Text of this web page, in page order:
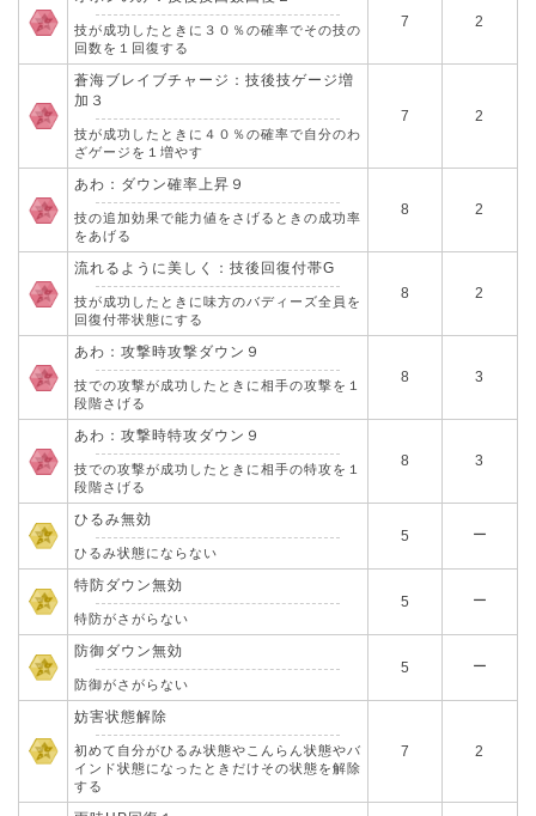
技が成功したときに３０％の確率でその技の
回数を１回復する
7 2
蒼海ブレイブチャージ：技後技ゲージ増
加３
技が成功したときに４０％の確率で自分のわ
ざゲージを１増やす
7 2
あわ：ダウン確率上昇９
技の追加効果で能力値をさげるときの成功率
をあげる
8 2
流れるように美しく：技後回復付帯G
技が成功したときに味方のバディーズ全員を
回復付帯状態にする
8 2
あわ：攻撃時攻撃ダウン９
技での攻撃が成功したときに相手の攻撃を１
段階さげる
8 3
あわ：攻撃時特攻ダウン９
技での攻撃が成功したときに相手の特攻を１
段階さげる
8 3
ひるみ無効
ひるみ状態にならない
5 ー
特防ダウン無効
特防がさがらない
5 ー
防御ダウン無効
防御がさがらない
5 ー
妨害状態解除
初めて自分がひるみ状態やこんらん状態やバ
インド状態になったときだけその状態を解除
する
7 2